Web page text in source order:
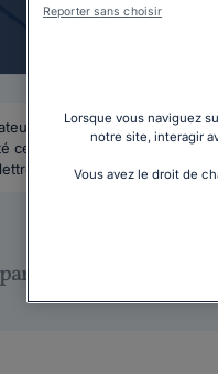
ce
un juriste
Lorsque vous naviguez
notre site, interagir
Vous avez le droit de
Reporter sans choisir